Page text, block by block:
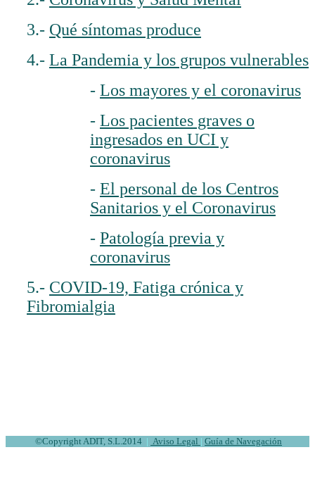
3.- Qué síntomas produce
4.- La Pandemia y los grupos vulnerables
- Los mayores y el coronavirus
- Los pacientes graves o
ingresados en UCI y
coronavirus
- El personal de los Centros
Sanitarios y el Coronavirus
- Patología previa y
coronavirus
5.- COVID-19, Fatiga crónica y
Fibromialgia
©Copyright ADIT, S.L.2014 | Aviso Legal | Guía de Navegación